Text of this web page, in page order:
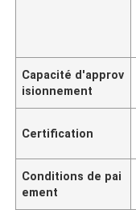
Capacité d'approv
isionnement
Certification
Conditions de pai
ement